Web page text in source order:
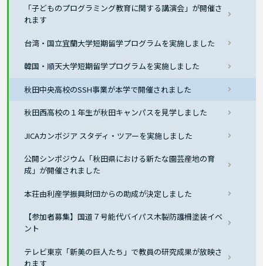
「子どものプログラミング教育に関する講演会」が開催さ
れます
台湾・国立宜蘭大学短期留学プログラムを実施しました
韓国・順天大学短期留学プログラムを実施しました
秋田中央高校のSSH事業が本学で開催されました
秋田西高校の１年生が秋田キャンパスを見学しました
JICAカンボジア スタディ・ツアーを実施しました
公開シンポジウム「秋田県における新たな園芸産地の育
成」が開催されました
本荘由利産学振興財団からの助成が決定しました
【参加者募集】国道７号能代バイパス木製防護柵塗装イベ
ント
テレビ東京「新美の巨人たち」で教員の研究成果が放映さ
れます